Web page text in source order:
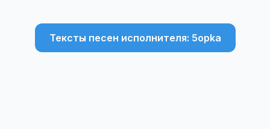
Тексты песен исполнителя: 5opka